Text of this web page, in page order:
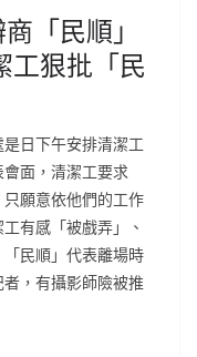
「民順」
工狠批「民
日下午安排清潔工
面，清潔工要求
只願意依他們的工作
有感「被戲弄」、
「民順」代表離場時
，有攝影師險被推